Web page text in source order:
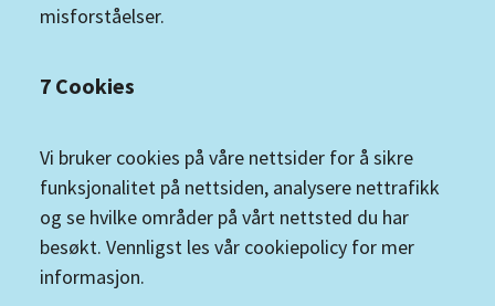
misforståelser.
7 Cookies
Vi bruker cookies på våre nettsider for å sikre
funksjonalitet på nettsiden, analysere nettrafikk
og se hvilke områder på vårt nettsted du har
besøkt. Vennligst les vår cookiepolicy for mer
informasjon.